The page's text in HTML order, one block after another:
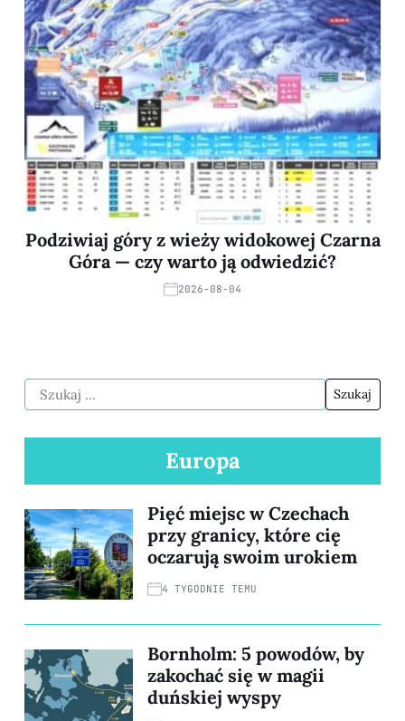
Podziwiaj góry z wieży widokowej Czarna
Góra — czy warto ją odwiedzić?
2026-08-04
Europa
Pięć miejsc w Czechach
przy granicy, które cię
oczarują swoim urokiem
4 TYGODNIE TEMU
Bornholm: 5 powodów, by
zakochać się w magii
duńskiej wyspy